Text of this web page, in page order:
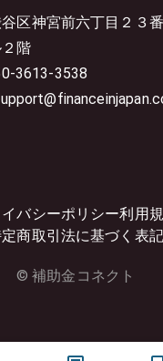
区神宮前六丁目２３
階
3613-3538
バシーポリシー利用
商取引法に基づく表記
© 補助金コネクト